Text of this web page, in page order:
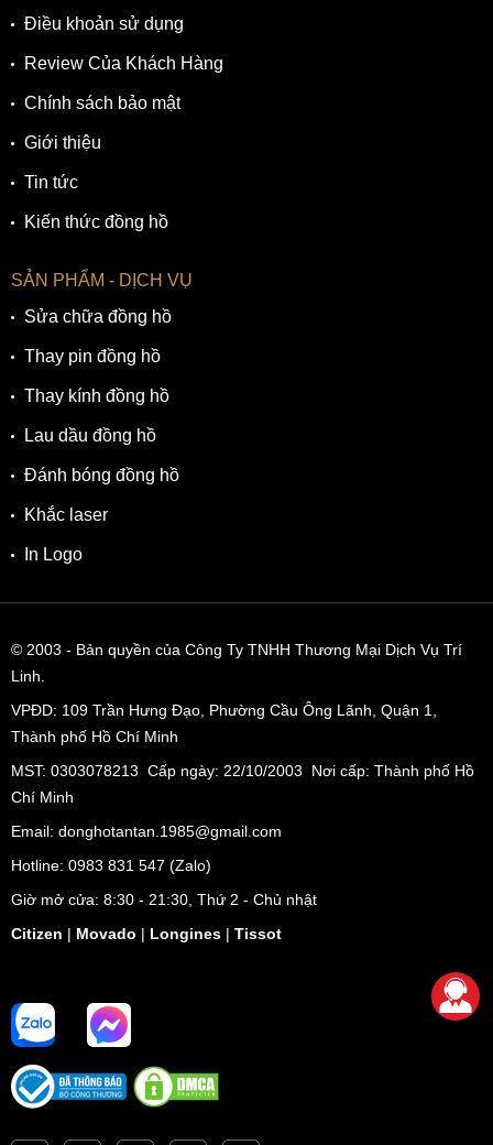
Điều khoản sử dụng
Review Của Khách Hàng
Chính sách bảo mật
Giới thiệu
Tin tức
Kiến thức đồng hồ
SẢN PHẨM - DỊCH VỤ
Sửa chữa đồng hồ
Thay pin đồng hồ
Thay kính đồng hồ
Lau dầu đồng hồ
Đánh bóng đồng hồ
Khắc laser
In Logo
© 2003 - Bản quyền của Công Ty TNHH Thương Mại Dịch Vụ Trí
Linh.
VPĐD: 109 Trần Hưng Đạo, Phường Cầu Ông Lãnh, Quận 1,
Thành phố Hồ Chí Minh
MST: 0303078213 Cấp ngày: 22/10/2003 Nơi cấp: Thành phố Hồ
Chí Minh
Email: donghotantan.1985@gmail.com
Hotline: 0983 831 547 (Zalo)
Giờ mở cửa: 8:30 - 21:30, Thứ 2 - Chủ nhật
Citizen | Movado | Longines | Tissot